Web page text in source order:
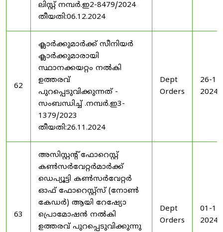
ലിസ്റ്റ് നമ്പർ.ഇ2-8479/2024
തീയതി:06.12.2024
62
ക്ലാർക്കുമാർക്ക് സീനിയർ
ക്ലാർക്കുമാരായി
സ്ഥാനക്കയറ്റം നൽകി
ഉത്തരവ്
പുറപ്പെടുവിക്കുന്നത് -
സംബന്ധിച്ച് .നമ്പർ.ഇ3-
1379/2023
തീയതി:26.11.2024
Dept
Orders
26-
2024
63
അസിസ്റ്റന്റ് ഫോറെസ്റ്റ്
കൺസർവേറ്റർമാർക്ക്
ഡെപ്യൂട്ടി കൺസർവേറ്റർ
ഓഫ് ഫോറെസ്റ്റ്സ് (നോൺ
കേഡർ) ആയി റേഷ്യോ
പ്രൊമോഷൻ നൽകി
ഉത്തരവ് പുറപ്പെടുവിക്കുന്നു
Dept
Orders
01-
2024